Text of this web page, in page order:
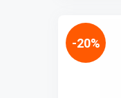
-20%